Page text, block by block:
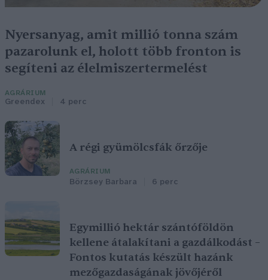
Nyersanyag, amit millió tonna szám
pazarolunk el, holott több fronton is
segíteni az élelmiszertermelést
AGRÁRIUM
Greendex 4 perc
A régi gyümölcsfák őrzője
AGRÁRIUM
Börzsey Barbara 6 perc
Egymillió hektár szántóföldön
kellene átalakítani a gazdálkodást –
Fontos kutatás készült hazánk
mezőgazdaságának jövőjéről